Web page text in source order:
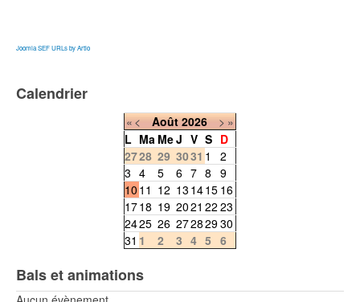
Joomla SEF URLs by Artio
Calendrier
«< Août 2026 >»
L Ma MeJ V S D
2728 29 3031 1
2
3 4 5 6 7 8 9
10 11 12 13 1415 16
1718 19 2021 22 23
2425 26 27282930
31 1 2 3 4 5 6
Bals et animations